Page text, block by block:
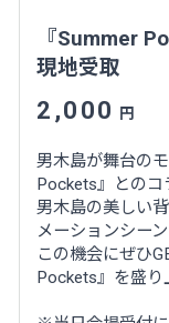
『Summer
現地受取
2,000 円
男木島が舞台の
Pockets』とのコ
男木島の美しい
メーションシー
この機会にぜひ
Pockets』を盛り